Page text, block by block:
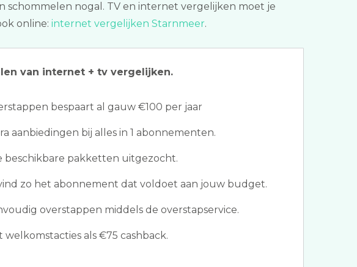
schommelen nogal. TV en internet vergelijken moet je
online: internet vergelijken Starnmeer.
van internet + tv vergelijken.
bespaart al gauw €100 per jaar
aanbiedingen bij alles in 1 abonnementen.
beschikbare pakketten uitgezocht.
zo het abonnement dat voldoet aan jouw budget.
overstappen middels de overstapservice.
welkomstacties als €75 cashback.